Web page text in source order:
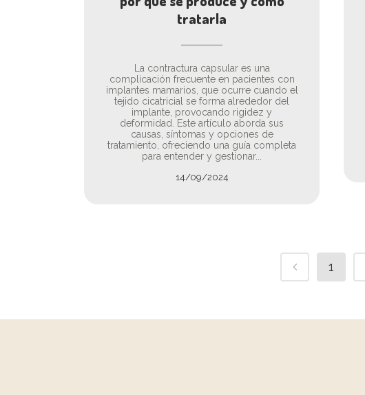
tratarla
La contractura capsular es una
complicación frecuente en pacientes con
implantes mamarios, que ocurre cuando el
tejido cicatricial se forma alrededor del
implante, provocando rigidez y
deformidad. Este artículo aborda sus
causas, síntomas y opciones de
tratamiento, ofreciendo una guía completa
para entender y gestionar...
14/09/2024
1